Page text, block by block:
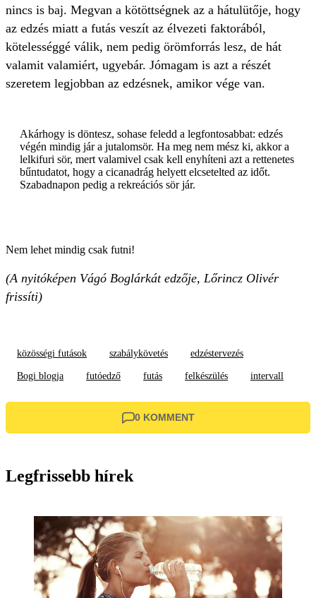
nincs is baj. Megvan a kötöttségnek az a hátulütője, hogy
az edzés miatt a futás veszít az élvezeti faktorából,
kötelességgé válik, nem pedig örömforrás lesz, de hát
valamit valamiért, ugyebár. Jómagam is azt a részét
szeretem legjobban az edzésnek, amikor vége van.
Akárhogy is döntesz, sohase feledd a legfontosabbat: edzés
végén mindig jár a jutalomsör. Ha meg nem mész ki, akkor a
lelkifuri sör, mert valamivel csak kell enyhíteni azt a rettenetes
bűntudatot, hogy a cicanadrág helyett elcsetelted az időt.
Szabadnapon pedig a rekreációs sör jár.
Nem lehet mindig csak futni!
(A nyitóképen Vágó Boglárkát edzője, Lőrincz Olivér
frissíti)
közösségi futások szabálykövetés edzéstervezés
Bogi blogja futóedző futás felkészülés intervall
0 KOMMENT
Legfrissebb hírek